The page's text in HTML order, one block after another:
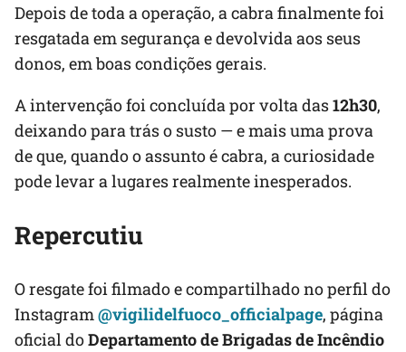
Depois de toda a operação, a cabra finalmente foi
resgatada em segurança e devolvida aos seus
donos, em boas condições gerais.
A intervenção foi concluída por volta das12h30,
deixando para trás o susto — e mais uma prova
de que, quando o assunto é cabra, a curiosidade
pode levar a lugares realmente inesperados.
Repercutiu
O resgate foi filmado e compartilhado no perfil do
Instagram@vigilidelfuoco_officialpage, página
oficial doDepartamento de Brigadas de Incêndio